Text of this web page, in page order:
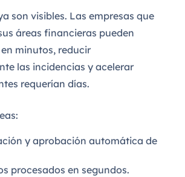
son visibles. Las empresas que
áreas financieras pueden
minutos, reducir
las incidencias y acelerar
requerían días.
y aprobación automática de
procesados en segundos.